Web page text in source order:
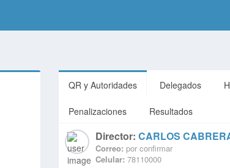
QR y Autoridades Delegados
Penalizaciones Resultados
Director:CARLOS
Correo:por confirmar
Celular:78110000